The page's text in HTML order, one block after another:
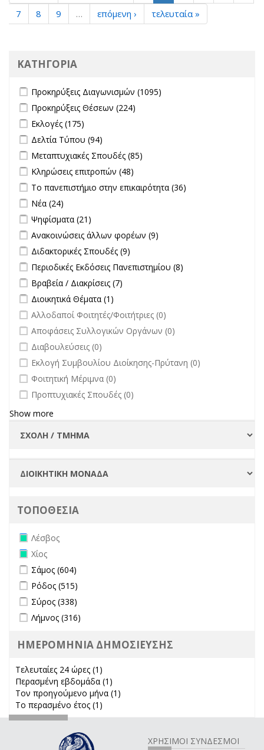
7
8 9 … επόμενη › τελευταία »
ΚΑΤΗΓΟΡΙΑ
Apply Προκηρύξεις Διαγωνισμών filter
Προκηρύξεις Διαγωνισμών (1095)
Apply Προκηρύξεις Θέσεων filter
Προκηρύξεις Θέσεων (224)
Apply Εκλογές filter
Εκλογές (175)
Apply Δελτία Τύπου filter
Δελτία Τύπου (94)
Apply Μεταπτυχιακές Σπουδές filter
Μεταπτυχιακές Σπουδές (85)
Apply Κληρώσεις επιτροπών filter
Κληρώσεις επιτροπών (48)
Apply Το πανεπιστήμιο στην επικαιρότητα filter
Το πανεπιστήμιο στην επικαιρότητα (36)
Apply Νέα filter
Νέα (24)
Apply Ψηφίσματα filter
Ψηφίσματα (21)
Apply Ανακοινώσεις άλλων φορέων filter
Ανακοινώσεις άλλων φορέων (9)
Apply Διδακτορικές Σπουδές filter
Διδακτορικές Σπουδές (9)
Apply Περιοδικές Εκδόσεις Πανεπιστημίου filter
Περιοδικές Εκδόσεις Πανεπιστημίου (8)
Apply Βραβεία / Διακρίσεις filter
Βραβεία / Διακρίσεις (7)
Apply Διοικητικά Θέματα filter
Διοικητικά Θέματα (1)
undefined
Αλλοδαποί Φοιτητές/Φοιτήτριες (0)
undefined
Αποφάσεις Συλλογικών Οργάνων (0)
undefined
Διαβουλεύσεις (0)
undefined
Εκλογή Συμβουλίου Διοίκησης-Πρύτανη (0)
undefined
Φοιτητική Μέριμνα (0)
undefined
Προπτυχιακές Σπουδές (0)
Show more
ΤΟΠΟΘΕΣΙΑ
Remove Λέσβος filter
Λέσβος
Remove Χίος filter
Χίος
Apply Σάμος filter
Σάμος (604)
Apply Ρόδος filter
Ρόδος (515)
Apply Σύρος filter
Σύρος (338)
Apply Λήμνος filter
Λήμνος (316)
ΗΜΕΡΟΜΗΝΙΑ ΔΗΜΟΣΙΕΥΣΗΣ
Τελευταίες 24 ώρες (1)
Περασμένη εβδομάδα (1)
Τον προηγούμενο μήνα (1)
Το περασμένο έτος (1)
ΧΡΗΣΙΜΟΙ ΣΥΝΔΕΣΜΟΙ